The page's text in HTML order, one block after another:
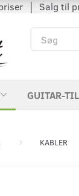
│ Salg til
GUITAR-
KABLER